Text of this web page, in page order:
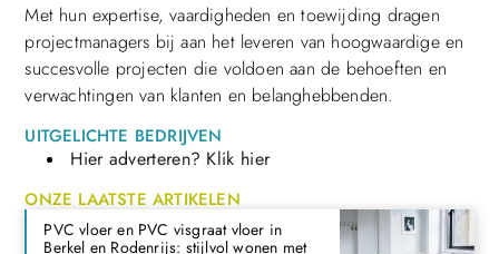
Met hun expertise, vaardigheden en toewijding dragen
projectmanagers bij aan het leveren van hoogwaardige en
succesvolle projecten die voldoen aan de behoeften en
verwachtingen van klanten en belanghebbenden.
UITGELICHTE BEDRIJVEN
Hier adverteren? Klik hier
ONZE LAATSTE ARTIKELEN
PVC vloer en PVC visgraat vloer in
Berkel en Rodenrijs: stijlvol wonen met